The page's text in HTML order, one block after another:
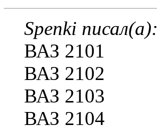
Spenki писал(а):
ВАЗ 2101
ВАЗ 2102
ВАЗ 2103
ВАЗ 2104